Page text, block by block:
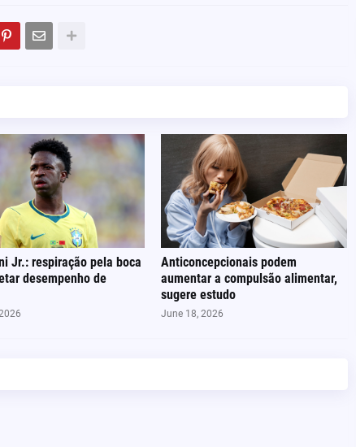
Jr.: respiração pela boca
desempenho de
Anticoncepcionais podem
aumentar a compulsão alimentar,
sugere estudo
June 18, 2026